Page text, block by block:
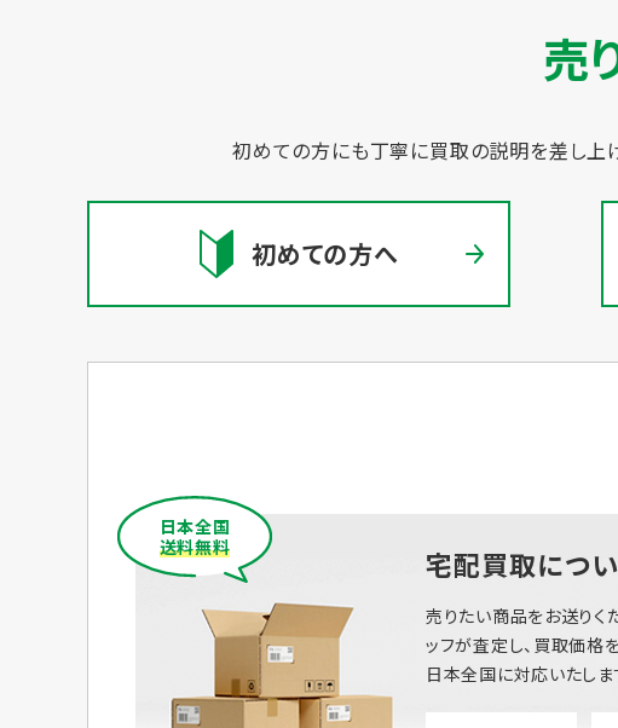
売
初めての方にも丁寧に買取の説明を差し上
初めての方へ
宅配買取につ
日本全国
送料無料
売りたい商品をお送りく
ッフが査定し、買取価格
日本全国に対応いたしま